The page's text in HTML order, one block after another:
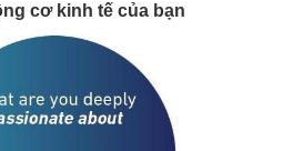
cơ kinh tế của bạn